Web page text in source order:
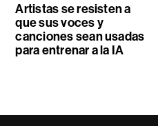
Artistas se resisten a
que sus voces y
canciones sean usadas
para entrenar a la IA